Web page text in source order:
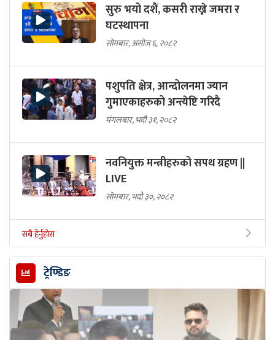
सुरु भयो दशैं, कसरी राख्ने जमरा र
घटस्थापना
सोमबार, असोज ६, २०८२
पशुपति क्षेत्र, आन्दोलनमा ज्यान
गुमाएकाहरुको अन्त्येष्टि गरिदै
मंगलबार, भदौ ३१, २०८२
नवनियुक्त मन्त्रीहरुको सपथ ग्रहण ||
LIVE
सोमबार, भदौ ३०, २०८२
सबै हेर्नुहोस
ट्रेण्डिङ